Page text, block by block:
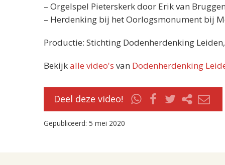
– Orgelspel Pieterskerk door Erik van
– Herdenking bij het Oorlogsmonument bij
Productie: Stichting Dodenherdenking
Bekijkalle video's van Dodenherdenking
Deel deze video!
Gepubliceerd: 5 mei 2020